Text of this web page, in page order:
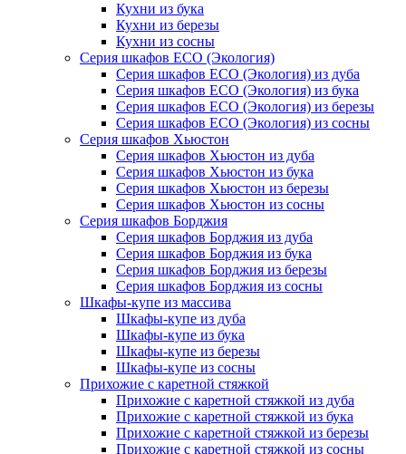
Кухни из бука
Кухни из березы
Кухни из сосны
Серия шкафов ECO (Экология)
Серия шкафов ECO (Экология) из дуба
Серия шкафов ECO (Экология) из бука
Серия шкафов ECO (Экология) из березы
Серия шкафов ECO (Экология) из сосны
Серия шкафов Хьюстон
Серия шкафов Хьюстон из дуба
Серия шкафов Хьюстон из бука
Серия шкафов Хьюстон из березы
Серия шкафов Хьюстон из сосны
Серия шкафов Борджия
Серия шкафов Борджия из дуба
Серия шкафов Борджия из бука
Серия шкафов Борджия из березы
Серия шкафов Борджия из сосны
Шкафы-купе из массива
Шкафы-купе из дуба
Шкафы-купе из бука
Шкафы-купе из березы
Шкафы-купе из сосны
Прихожие с каретной стяжкой
Прихожие с каретной стяжкой из дуба
Прихожие с каретной стяжкой из бука
Прихожие с каретной стяжкой из березы
Прихожие с каретной стяжкой из сосны